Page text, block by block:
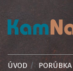
ÚVOD PORÚBKA